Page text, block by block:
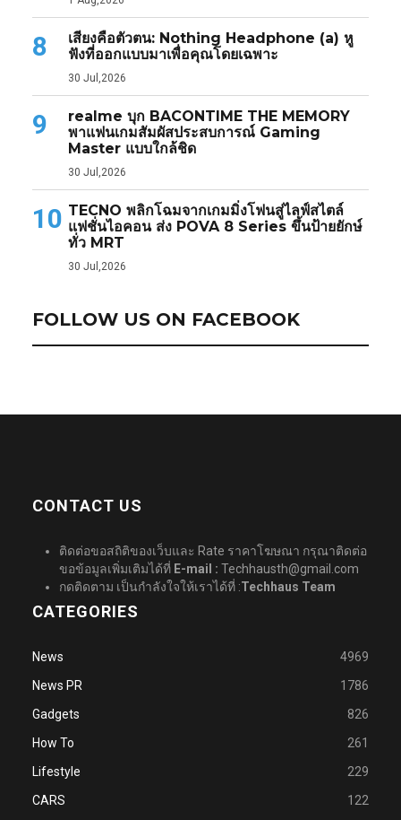
8
เสียงคือตัวตน: Nothing Headphone (a) หู
ฟังที่ออกแบบมาเพื่อคุณโดยเฉพาะ
30 Jul,2026
9
realme บุก BACONTIME THE MEMORY
พาแฟนเกมสัมผัสประสบการณ์ Gaming
Master แบบใกล้ชิด
30 Jul,2026
10 TECNO พลิกโฉมจากเกมมิ่งโฟนสู่ไลฟ์สไตล์
แฟชั่นไอคอน ส่ง POVA 8 Series ขึ้นป้ายยักษ์
ทั่ว MRT
30 Jul,2026
FOLLOW US ON FACEBOOK
CONTACT US
ติดต่อขอสถิติของเว็บและ Rate ราคาโฆษณา กรุณาติดต่อ
ขอข้อมูลเพิ่มเติมได้ที่ E-mail : Techhausth@gmail.com
กดติดตาม เป็นกำลังใจให้เราได้ที่ :Techhaus Team
CATEGORIES
News
4969
News PR
1786
Gadgets
826
How To
261
Lifestyle
229
CARS
122